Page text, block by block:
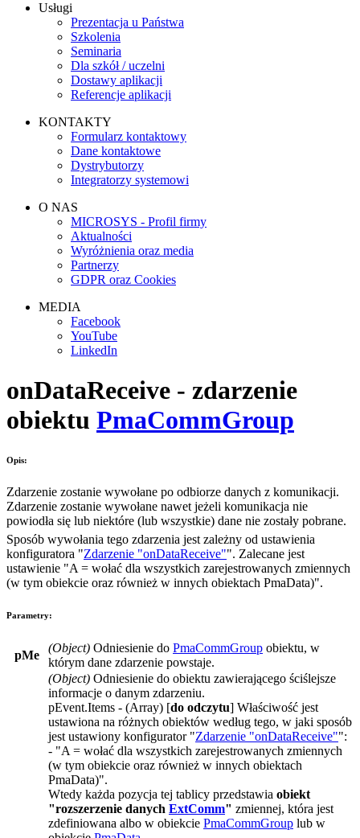
Usługi
Prezentacja u Państwa
Szkolenia
Seminaria
Dla szkół / uczelni
Dostawy aplikacji
Referencje aplikacji
KONTAKTY
Formularz kontaktowy
Dane kontaktowe
Dystrybutorzy
Integratorzy systemowi
O NAS
MICROSYS - Profil firmy
Aktualności
Wyróżnienia oraz media
Partnerzy
GDPR oraz Cookies
MEDIA
Facebook
YouTube
LinkedIn
onDataReceive - zdarzenie
obiektu PmaCommGroup
Opis:
Zdarzenie zostanie wywołane po odbiorze danych z komunikacji.
Zdarzenie zostanie wywołane nawet jeżeli komunikacja nie
powiodła się lub niektóre (lub wszystkie) dane nie zostały pobrane.
Sposób wywołania tego zdarzenia jest zależny od ustawienia
konfiguratora "Zdarzenie "onDataReceive"". Zalecane jest
ustawienie "A = wołać dla wszystkich zarejestrowanych zmiennych
(w tym obiekcie oraz również w innych obiektach PmaData)".
Parametry:
pMe
(Object) Odniesienie do PmaCommGroup obiektu, w
którym dane zdarzenie powstaje.
(Object) Odniesienie do obiektu zawierającego ściślejsze
informacje o danym zdarzeniu.
pEvent.Items - (Array) [do odczytu] Właściwość jest
ustawiona na różnych obiektów według tego, w jaki sposób
jest ustawiony konfigurator "Zdarzenie "onDataReceive"":
- "A = wołać dla wszystkich zarejestrowanych zmiennych
(w tym obiekcie oraz również w innych obiektach
PmaData)".
Wtedy każda pozycja tej tablicy przedstawia obiekt
"rozszerzenie danych ExtComm" zmiennej, która jest
zdefiniowana albo w obiekcie PmaCommGroup lub w